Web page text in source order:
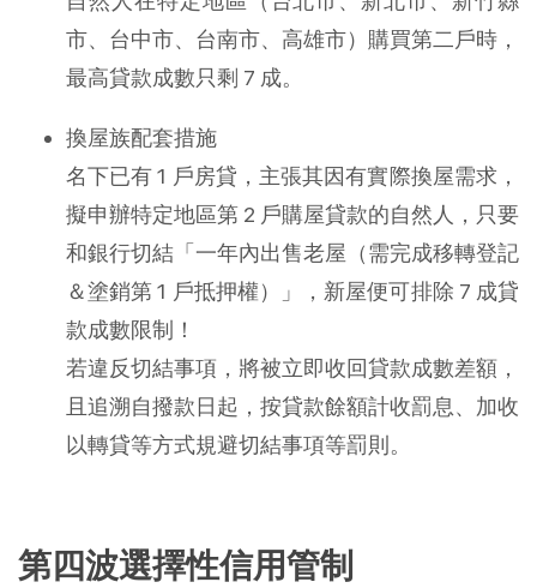
市、台中市、台南市、高雄市）購買第二戶時，
最高貸款成數只剩 7 成。
換屋族配套措施
名下已有 1 戶房貸，主張其因有實際換屋需求，
擬申辦特定地區第 2 戶購屋貸款的自然人，只要
和銀行切結「一年內出售老屋（需完成移轉登記
＆塗銷第 1 戶抵押權）」，新屋便可排除 7 成貸
款成數限制！
若違反切結事項，將被立即收回貸款成數差額，
且追溯自撥款日起，按貸款餘額計收罰息、加收
以轉貸等方式規避切結事項等罰則。
第四波選擇性信用管制